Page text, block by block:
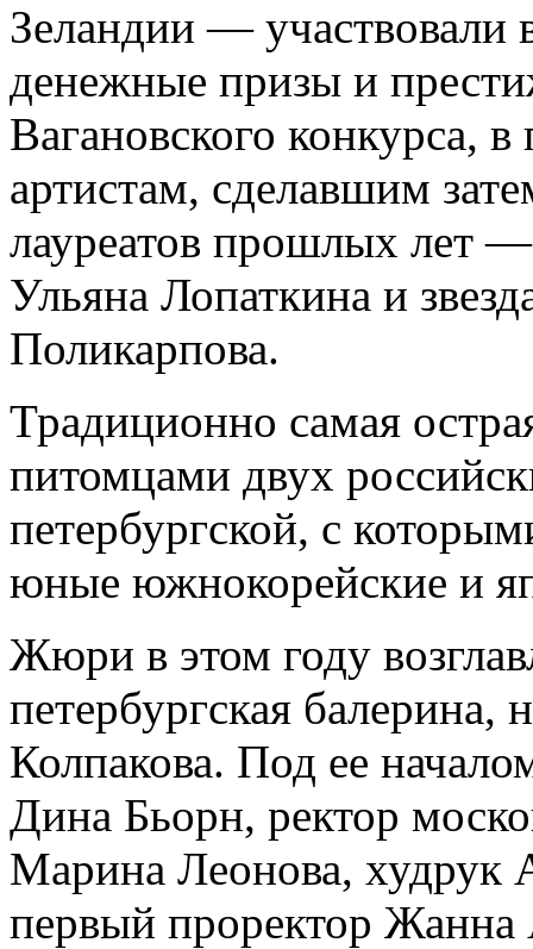
Зеландии — участвовали
денежные призы и
Вагановского конкурса,
артистам, сделавшим
лауреатов прошлых лет
Ульяна Лопаткина и
Поликарпова.
Традиционно самая
питомцами двух
петербургской, с
юные южнокорейские и
Жюри в этом году
петербургская
Колпакова. Под ее
Дина Бьорн, ректор
Марина Леонова, худрук
первый проректор